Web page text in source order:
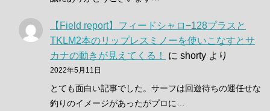
【Field report】フィードシャロ−128プラスと
TKLM2本のリップレスミノーを使いこなすとサ
カナの動きが見えてくる！
に shorty より
2022年5月11日
とても面白い記事でした。サーフは回遊待ちの運任せな
釣りのイメージがあったがプロに…